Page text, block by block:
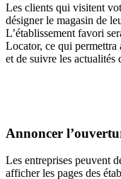
Les clients qui visitent
désigner le magasin de
L’établissement favori
Locator, ce qui
et de suivre les actualités
Annoncer
Les entreprises peuvent
afficher les pages des